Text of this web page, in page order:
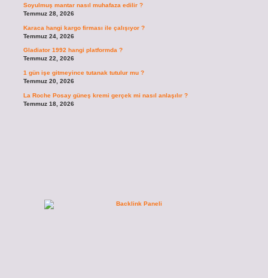
Soyulmuş mantar nasıl muhafaza edilir ?
Temmuz 28, 2026
Karaca hangi kargo firması ile çalışıyor ?
Temmuz 24, 2026
Gladiator 1992 hangi platformda ?
Temmuz 22, 2026
1 gün işe gitmeyince tutanak tutulur mu ?
Temmuz 20, 2026
La Roche Posay güneş kremi gerçek mi nasıl anlaşılır ?
Temmuz 18, 2026